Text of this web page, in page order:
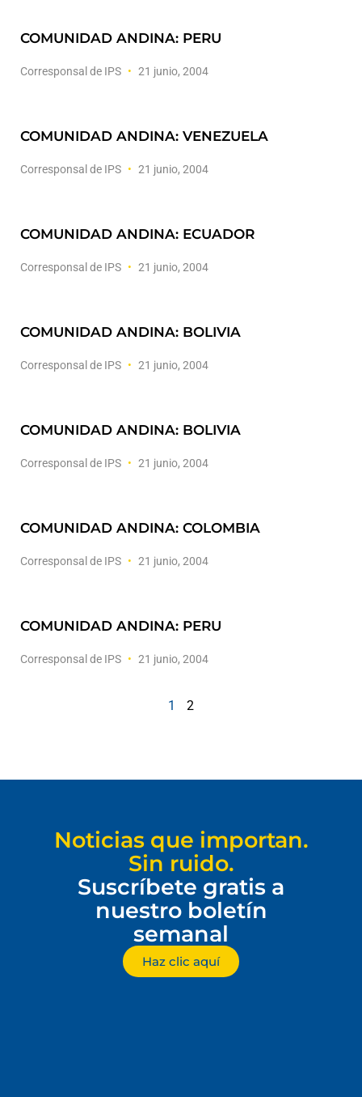
COMUNIDAD ANDINA: PERU
Corresponsal de IPS 21 junio, 2004
COMUNIDAD ANDINA: VENEZUELA
Corresponsal de IPS 21 junio, 2004
COMUNIDAD ANDINA: ECUADOR
Corresponsal de IPS 21 junio, 2004
COMUNIDAD ANDINA: BOLIVIA
Corresponsal de IPS 21 junio, 2004
COMUNIDAD ANDINA: BOLIVIA
Corresponsal de IPS 21 junio, 2004
COMUNIDAD ANDINA: COLOMBIA
Corresponsal de IPS 21 junio, 2004
COMUNIDAD ANDINA: PERU
Corresponsal de IPS 21 junio, 2004
1 2
Noticias que importan.
Sin ruido.
Suscríbete gratis a
nuestro boletín
semanal
Haz clic aquí